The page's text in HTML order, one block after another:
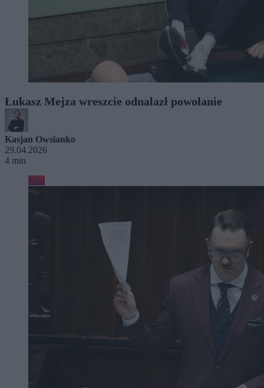
Łukasz Mejza wreszcie odnalazł powołanie
Kasjan Owsianko
29.04.2026
4 min
Kraj